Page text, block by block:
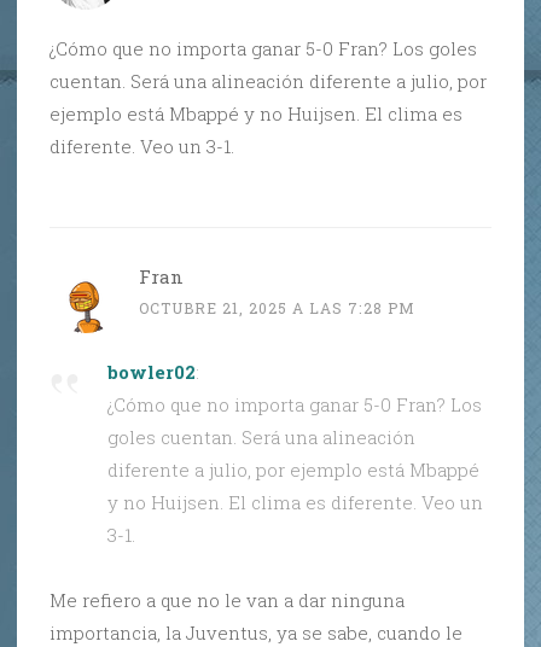
¿Cómo que no importa ganar 5-0 Fran? Los goles
cuentan. Será una alineación diferente a julio, por
ejemplo está Mbappé y no Huijsen. El clima es
diferente. Veo un 3-1.
Fran
OCTUBRE 21, 2025 A LAS 7:28 PM
bowler02:
¿Cómo que no importa ganar 5-0 Fran? Los
goles cuentan. Será una alineación
diferente a julio, por ejemplo está Mbappé
y no Huijsen. El clima es diferente. Veo un
3-1.
Me refiero a que no le van a dar ninguna
importancia, la Juventus, ya se sabe, cuando le